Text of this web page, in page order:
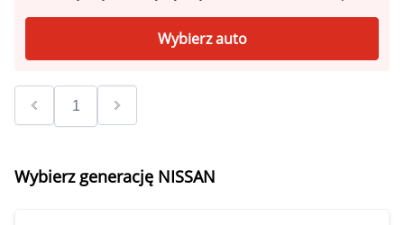
Wybierz auto
Wybierz generację NISSAN